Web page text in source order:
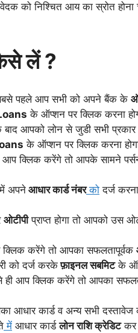
को निश्चित आय का स्रोत
लें ?
पहले आप सभी को अपने बैंक के
के ऑप्शन पर क्लिक करना
आपको लोन से जुडी सभी प्रकार
के ऑप्शन पर क्लिक करना होगा
आप क्लिक करेंगे तो आपके सामने
अपने आधार कार्ड नंबरको दर्ज
ओटीपीप्राप्त होगा तो आपको उस
करेंगे तो आपका सफलतापूर्वक
को दर्ज करकेफ़ाइनल सबमिटके
आप क्लिक करेंगे तो आपका
आधार कार्ड व अन्य सभी दस्तावेज
में आधार कार्डलोन राशि क्रेडिटकर